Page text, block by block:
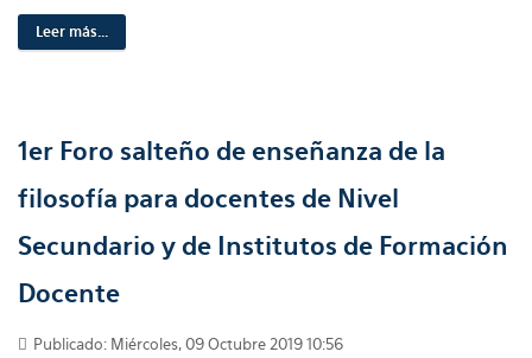
Leer más...
1er Foro salteño de enseñanza de la
filosofía para docentes de Nivel
Secundario y de Institutos de Formación
Docente
Publicado: Miércoles, 09 Octubre 2019 10:56